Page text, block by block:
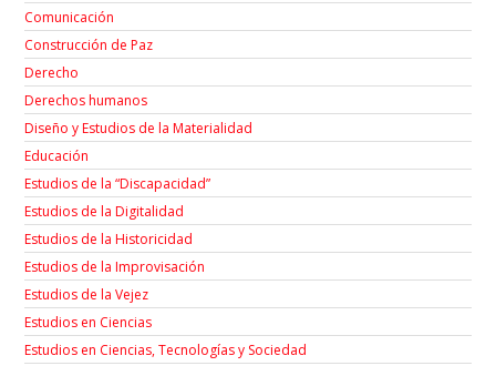
Comunicación
Construcción de Paz
Derecho
Derechos humanos
Diseño y Estudios de la Materialidad
Educación
Estudios de la “Discapacidad”
Estudios de la Digitalidad
Estudios de la Historicidad
Estudios de la Improvisación
Estudios de la Vejez
Estudios en Ciencias
Estudios en Ciencias, Tecnologías y Sociedad